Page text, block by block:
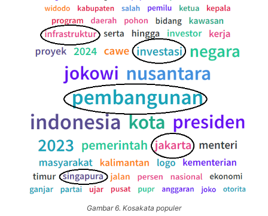
Gambar 6. Kosakata populer